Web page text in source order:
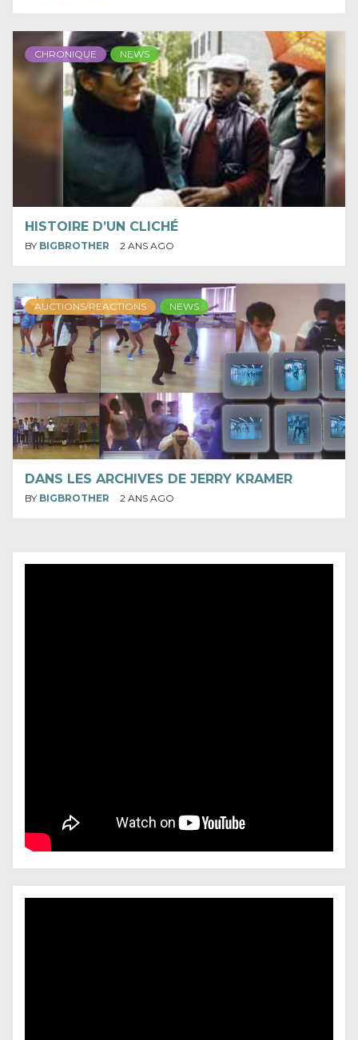
CHRONIQUE NEWS
HISTOIRE D’UN CLICHÉ
BY BIGBROTHER 2 ANS AGO
AUCTIONS/REACTIONS NEWS
DANS LES ARCHIVES DE JERRY KRAMER
BY BIGBROTHER 2 ANS AGO